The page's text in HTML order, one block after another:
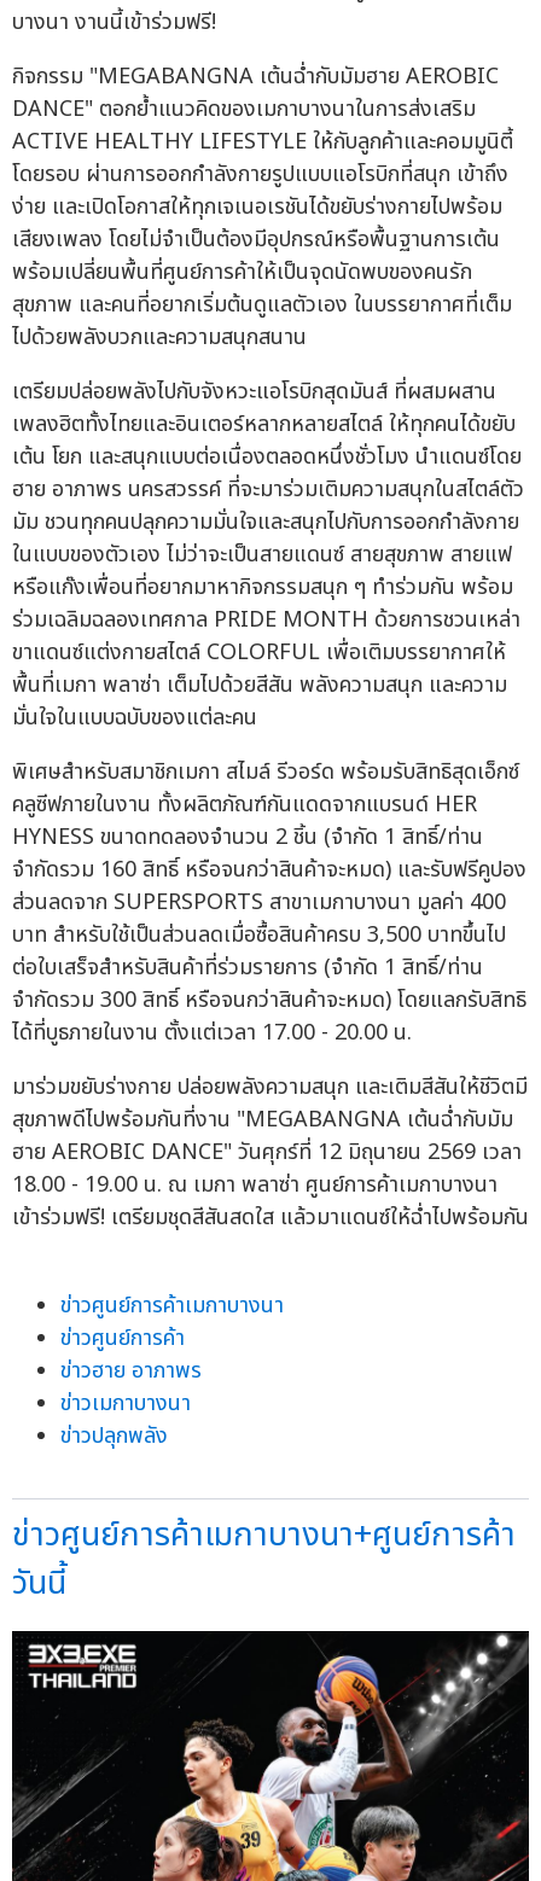
บางนา งานนี้เข้าร่วมฟรี!
กิจกรรม "MEGABANGNA เต้นฉ่ำกับมัมฮาย AEROBIC
DANCE" ตอกย้ำแนวคิดของเมกาบางนาในการส่งเสริม
ACTIVE HEALTHY LIFESTYLE ให้กับลูกค้าและคอมมูนิตี้
โดยรอบ ผ่านการออกกำลังกายรูปแบบแอโรบิกที่สนุก เข้าถึง
ง่าย และเปิดโอกาสให้ทุกเจเนอเรชันได้ขยับร่างกายไปพร้อม
เสียงเพลง โดยไม่จำเป็นต้องมีอุปกรณ์หรือพื้นฐานการเต้น
พร้อมเปลี่ยนพื้นที่ศูนย์การค้าให้เป็นจุดนัดพบของคนรัก
สุขภาพ และคนที่อยากเริ่มต้นดูแลตัวเอง ในบรรยากาศที่เต็ม
ไปด้วยพลังบวกและความสนุกสนาน
เตรียมปล่อยพลังไปกับจังหวะแอโรบิกสุดมันส์ ที่ผสมผสาน
เพลงฮิตทั้งไทยและอินเตอร์หลากหลายสไตล์ ให้ทุกคนได้ขยับ
เต้น โยก และสนุกแบบต่อเนื่องตลอดหนึ่งชั่วโมง นำแดนซ์โดย
ฮาย อาภาพร นครสวรรค์ ที่จะมาร่วมเติมความสนุกในสไตล์ตัว
มัม ชวนทุกคนปลุกความมั่นใจและสนุกไปกับการออกกำลังกาย
ในแบบของตัวเอง ไม่ว่าจะเป็นสายแดนซ์ สายสุขภาพ สายแฟ
หรือแก๊งเพื่อนที่อยากมาหากิจกรรมสนุก ๆ ทำร่วมกัน พร้อม
ร่วมเฉลิมฉลองเทศกาล PRIDE MONTH ด้วยการชวนเหล่า
ขาแดนซ์แต่งกายสไตล์ COLORFUL เพื่อเติมบรรยากาศให้
พื้นที่เมกา พลาซ่า เต็มไปด้วยสีสัน พลังความสนุก และความ
มั่นใจในแบบฉบับของแต่ละคน
พิเศษสำหรับสมาชิกเมกา สไมล์ รีวอร์ด พร้อมรับสิทธิสุดเอ็กซ์
คลูซีฟภายในงาน ทั้งผลิตภัณฑ์กันแดดจากแบรนด์ HER
HYNESS ขนาดทดลองจำนวน 2 ชิ้น (จำกัด 1 สิทธิ์/ท่าน
จำกัดรวม 160 สิทธิ์ หรือจนกว่าสินค้าจะหมด) และรับฟรีคูปอง
ส่วนลดจาก SUPERSPORTS สาขาเมกาบางนา มูลค่า 400
บาท สำหรับใช้เป็นส่วนลดเมื่อซื้อสินค้าครบ 3,500 บาทขึ้นไป
ต่อใบเสร็จสำหรับสินค้าที่ร่วมรายการ (จำกัด 1 สิทธิ์/ท่าน
จำกัดรวม 300 สิทธิ์ หรือจนกว่าสินค้าจะหมด) โดยแลกรับสิทธิ
ได้ที่บูธภายในงาน ตั้งแต่เวลา 17.00 - 20.00 น.
มาร่วมขยับร่างกาย ปล่อยพลังความสนุก และเติมสีสันให้ชีวิตมี
สุขภาพดีไปพร้อมกันที่งาน "MEGABANGNA เต้นฉ่ำกับมัม
ฮาย AEROBIC DANCE" วันศุกร์ที่ 12 มิถุนายน 2569 เวลา
18.00 - 19.00 น. ณ เมกา พลาซ่า ศูนย์การค้าเมกาบางนา
เข้าร่วมฟรี! เตรียมชุดสีสันสดใส แล้วมาแดนซ์ให้ฉ่ำไปพร้อมกัน
ข่าวศูนย์การค้าเมกาบางนา
ข่าวศูนย์การค้า
ข่าวฮาย อาภาพร
ข่าวเมกาบางนา
ข่าวปลุกพลัง
ข่าวศูนย์การค้าเมกาบางนา+ศูนย์การค้า
วันนี้